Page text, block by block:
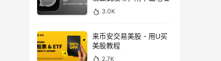
3.0K
来币安交易美股 - 用U买
美股教程
2.7K